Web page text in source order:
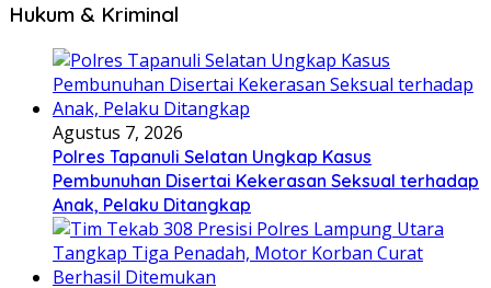
Hukum & Kriminal
Agustus 7, 2026
Polres Tapanuli Selatan Ungkap Kasus
Pembunuhan Disertai Kekerasan Seksual terhadap
Anak, Pelaku Ditangkap